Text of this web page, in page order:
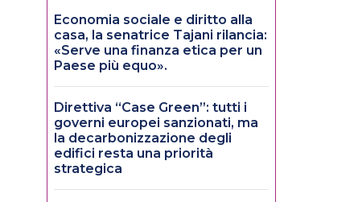
Economia sociale e diritto alla
casa, la senatrice Tajani rilancia:
«Serve una finanza etica per un
Paese più equo».
Direttiva “Case Green”: tutti i
governi europei sanzionati, ma
la decarbonizzazione degli
edifici resta una priorità
strategica